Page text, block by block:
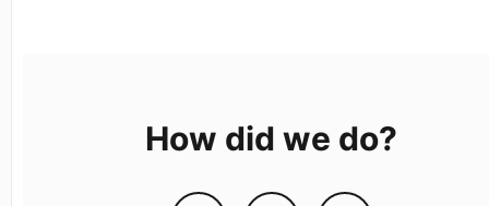
How did we do?